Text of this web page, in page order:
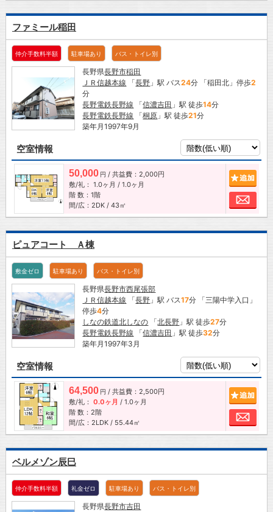
ファミール稲田
仲介手数料半額 駐車場あり バス・トイレ別
長野県長野市稲田
ＪＲ信越本線 「長野 」駅 バス24分 「稲田北」停歩2
分
長野電鉄長野線 「信濃吉田 」駅 徒歩14分
長野電鉄長野線 「桐原 」駅 徒歩21分
築年月1997年9月
空室情報
50,000 円 / 共益費：2,000円
敷/礼： 1.0ヶ月 / 1.0ヶ月
階 数：1階
間/広：2DK / 43㎡
お
ピュアコート Ａ棟
敷金ゼロ 駐車場あり バス・トイレ別
長野県長野市西尾張部
ＪＲ信越本線 「長野 」駅 バス17分 「三陽中学入口」
停歩4分
しなの鉄道北しなの 「北長野 」駅 徒歩27分
長野電鉄長野線 「信濃吉田 」駅 徒歩32分
築年月1997年3月
空室情報
64,500 円 / 共益費：2,500円
敷/礼： 0.0ヶ月 / 1.0ヶ月
階 数：2階
間/広：2LDK / 55.44㎡
お
ベルメゾン辰巳
仲介手数料半額 礼金ゼロ 駐車場あり バス・トイレ別
長野県長野市吉田